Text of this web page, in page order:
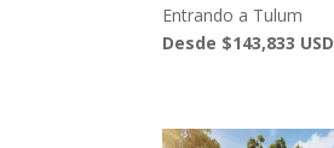
Entrando a Tulum
Desde $143,833 USD